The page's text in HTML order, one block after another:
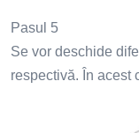
Pasul 5
Se vor deschide
respectivă. În acest